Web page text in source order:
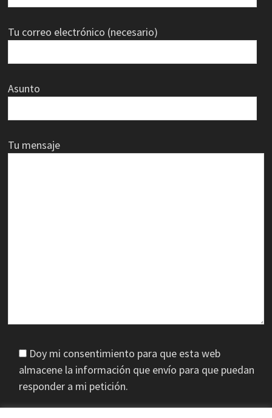
Tu correo electrónico (necesario)
Asunto
Tu mensaje
Doy mi consentimiento para que esta web
almacene la información que envío para que puedan
responder a mi petición.